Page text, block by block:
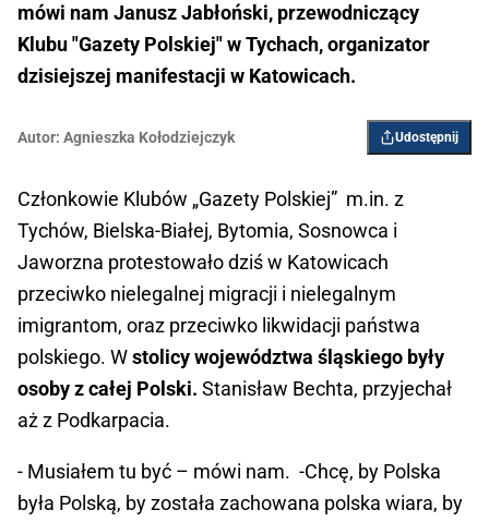
mówi nam Janusz Jabłoński, przewodniczący
Klubu "Gazety Polskiej" w Tychach, organizator
dzisiejszej manifestacji w Katowicach.
Autor: Agnieszka Kołodziejczyk Udostępnij
Członkowie Klubów „Gazety Polskiej” m.in. z
Tychów, Bielska-Białej, Bytomia, Sosnowca i
Jaworzna protestowało dziś w Katowicach
przeciwko nielegalnej migracji i nielegalnym
imigrantom, oraz przeciwko likwidacji państwa
polskiego. Wstolicy województwa śląskiego były
osoby z całej Polski. Stanisław Bechta, przyjechał
aż z Podkarpacia.
- Musiałem tu być – mówi nam. -Chcę, by Polska
była Polską, by została zachowana polska wiara, by